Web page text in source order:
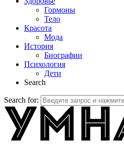
Гормоны
Тело
Красота
Мода
История
Биографии
Психология
Дети
Search
Search for: